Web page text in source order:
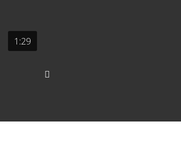
1:29